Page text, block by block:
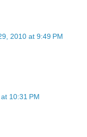
2010 at 9:49 PM
10:31 PM